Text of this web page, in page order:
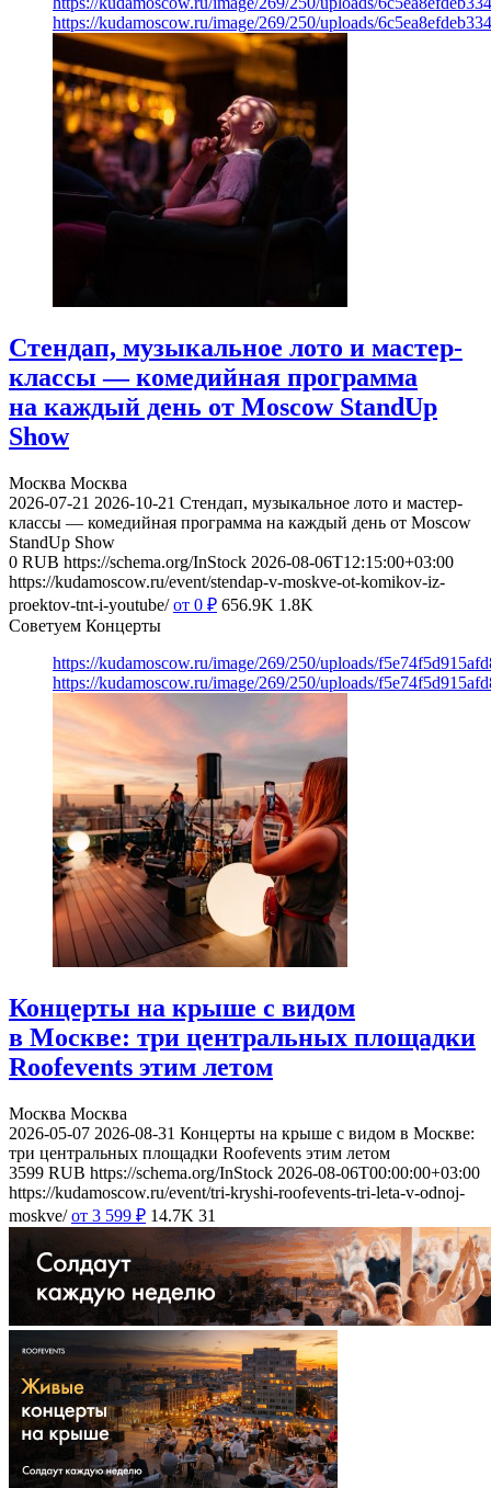
https://kudamoscow.ru/image/269/250/uploads/
Стендап, музыкальное лото и мастер-
классы — комедийная программа
на каждый день от Moscow StandUp
Show
Москва Москва
2026-07-21 2026-10-21 Стендап, музыкальное лото и мастер-
классы — комедийная программа на каждый день от Moscow
StandUp Show
0 RUB https://schema.org/InStock 2026-08-06T12:15:00+03:00
https://kudamoscow.ru/event/stendap-v-moskve-ot-komikov-iz-
proektov-tnt-i-youtube/ от 0 ₽ 656.9K 1.8K
Советуем Концерты
https://kudamoscow.ru/image/269/250/uploads/
https://kudamoscow.ru/image/269/250/uploads/
Концерты на крыше с видом
в Москве: три центральных площадки
Roofevents этим летом
Москва Москва
2026-05-07 2026-08-31 Концерты на крыше с видом в Москве:
три центральных площадки Roofevents этим летом
3599 RUB https://schema.org/InStock 2026-08-06T00:00:00+03:00
https://kudamoscow.ru/event/tri-kryshi-roofevents-tri-leta-v-odnoj-
moskve/ от 3 599 ₽ 14.7K 31